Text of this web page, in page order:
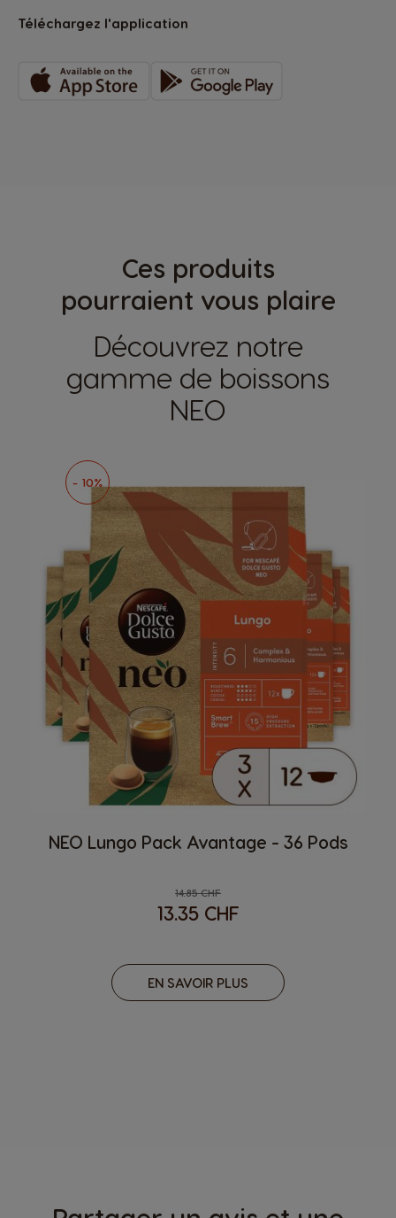
Téléchargez l'application
Ces produits
pourraient vous plaire
Découvrez notre
gamme de boissons
NEO
- 10%
NEO Lungo Pack Avantage - 36 Pods
Regular Price
14.85 CHF
13.35 CHF
EN SAVOIR PLUS